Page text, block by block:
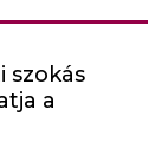
szokás
a